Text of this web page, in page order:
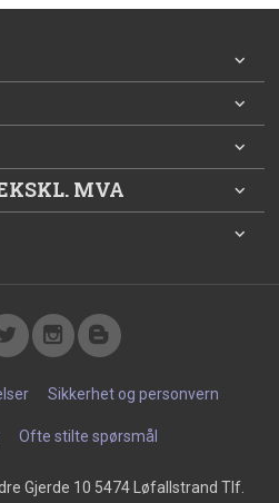
MVA
Sikkerhet og personvern
Ofte stilte spørsmål
Gjerde 10 5474 Løfallstrand Tlf.